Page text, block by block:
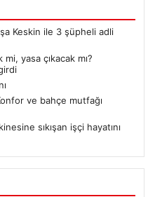
Keskin ile 3 şüpheli adli
yasa çıkacak mı?
ve bahçe mutfağı
sıkışan işçi hayatını